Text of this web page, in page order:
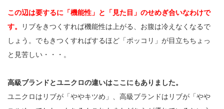
この辺は要するに「機能性」と「見た目」のせめぎ合いなわけで
す。
リブをきつくすれば機能性は上がる、お腹は冷えなくなるで
しょう。でもきつくすればするほど「ポッコリ」が目立ちちょっ
と見苦しい・・・。
高級ブランドとユニクロの違いはここにもありました。
ユニクロはリブが「ややキツめ」、高級ブランドはリブが「やや